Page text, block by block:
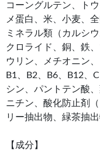
コーングルテン、ト
メ蛋白、米、小麦、
ミネラル類（カルシ
クロライド、銅、鉄
ウリン、メチオニン
B1、B2、B6、B12、
シン、パントテン酸
ニチン、酸化防止剤
リー抽出物、緑茶抽出
【成分】